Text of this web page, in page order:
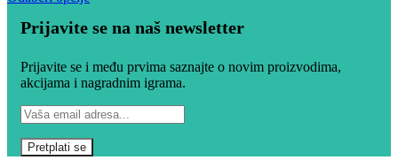
Prijavite se na naš newsletter
Prijavite se i među prvima saznajte o novim proizvodima,
akcijama i nagradnim igrama.